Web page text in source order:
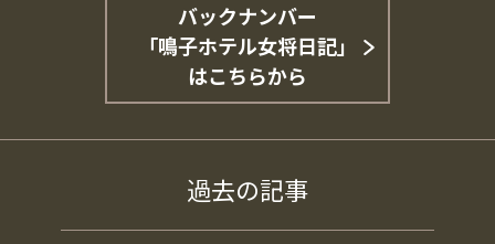
バックナンバー
「鳴子ホテル女将日記」
はこちらから
過去の記事